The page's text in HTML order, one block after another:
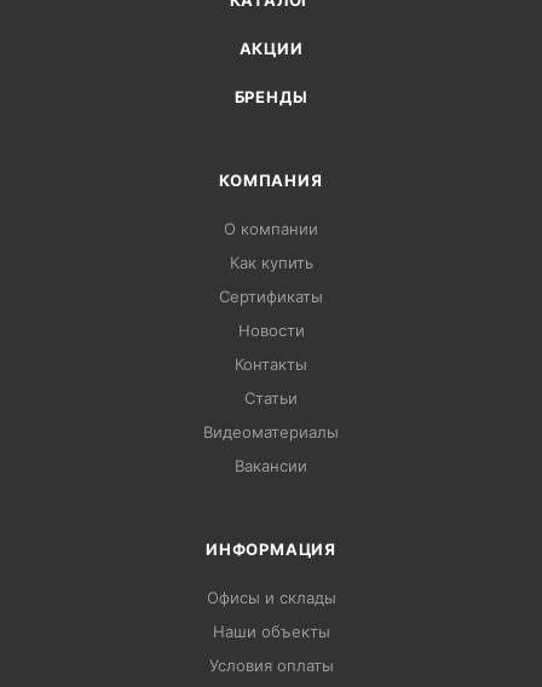
АКЦИИ
БРЕНДЫ
КОМПАНИЯ
О компании
Как купить
Сертификаты
Новости
Контакты
Статьи
Видеоматериалы
Вакансии
ИНФОРМАЦИЯ
Офисы и склады
Наши объекты
Условия оплаты